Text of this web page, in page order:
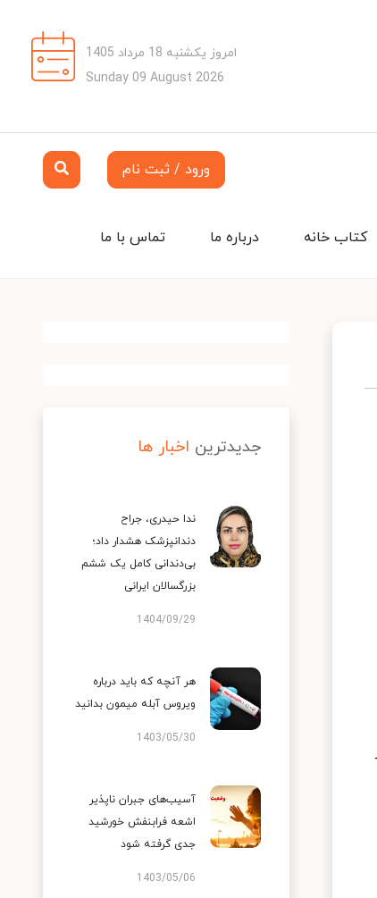
امروز یکشنبه 18 مرداد 1405
Sunday 09 August 2026
ورود / ثبت نام
تماس با ما درباره ما کتاب خانه
جدیدترین اخبار ها
ندا حیدری، جراح
دندانپزشک هشدار داد؛
بی‌دندانی کامل یک ششم
بزرگسالان ایرانی
1404/09/29
هر آنچه که باید درباره
ویروس آبله میمون بدانید
1403/05/30
آسیب‌های جبران ناپذیر
اشعه فرابنفش خورشید
جدی گرفته شود
1403/05/06